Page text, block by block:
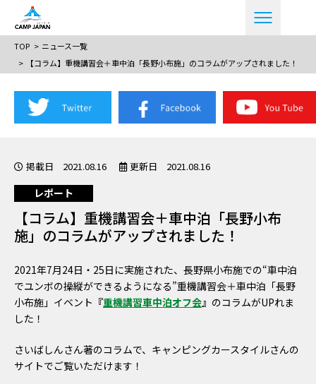
TOP
ニュース一覧
【コラム】重機講習会＋車中泊「長野小布施」のコラムがアップされました！
掲載日 2021.08.16 更新日 2021.08.16
レポート
【コラム】重機講習会＋車中泊「長野小布
施」のコラムがアップされました！
2021年7月24日・25日に実施された、長野県小布施での“車中泊
でユンボの操縦ができるようになる”重機講習会＋車中泊「長野
小布施」イベント 『重機講習車中泊オフ会』 のコラムがUPれま
した！
さいばしんさん著のコラムで、キャンピングカースタイルさんの
サイトでご覧いただけます！